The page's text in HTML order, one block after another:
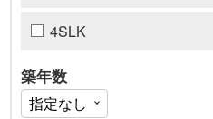
4SLK
築年数